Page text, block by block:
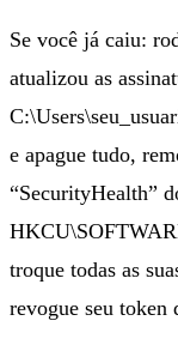
Se você já caiu:
atualizou as
e apague tudo,
“SecurityHealth”
troque todas as
revogue seu token